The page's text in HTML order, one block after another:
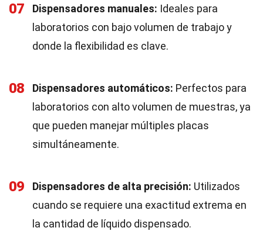
07 Dispensadores manuales: Ideales para
laboratorios con bajo volumen de trabajo y
donde la flexibilidad es clave.
08 Dispensadores automáticos: Perfectos para
laboratorios con alto volumen de muestras, ya
que pueden manejar múltiples placas
simultáneamente.
09 Dispensadores de alta precisión: Utilizados
cuando se requiere una exactitud extrema en
la cantidad de líquido dispensado.